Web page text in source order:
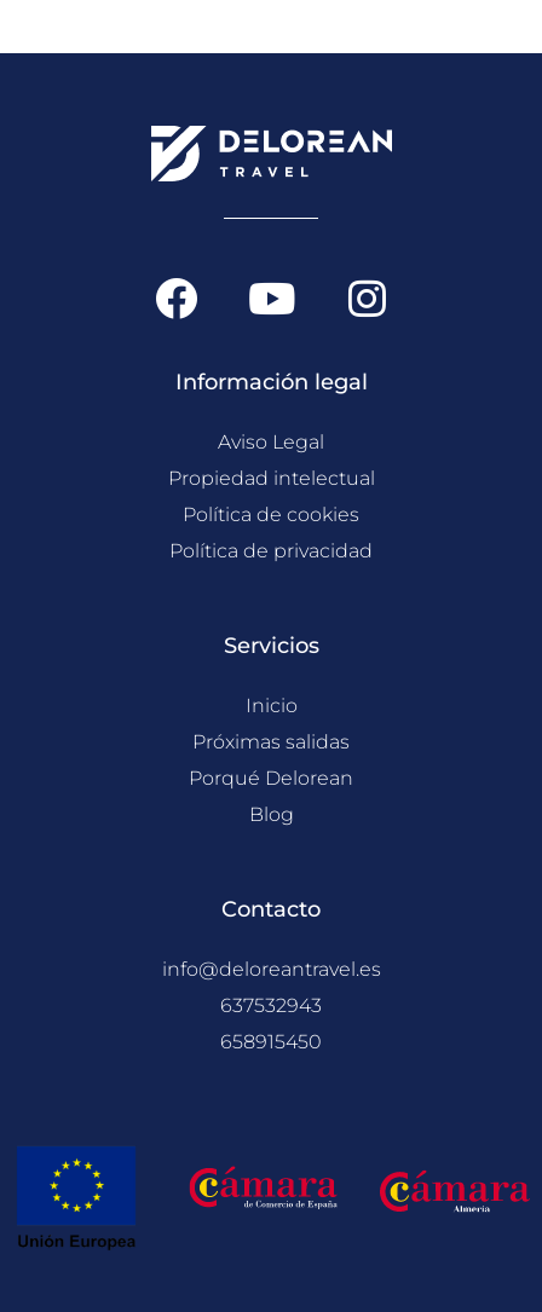
F
a
e
o
o
k
Y
o
u
t
u
b
e
I
n
s
t
g
a
Información legal
Aviso Legal
Propiedad intelectual
Política de cookies
Política de privacidad
Servicios
Inicio
Próximas salidas
Porqué Delorean
Blog
Contacto
info@deloreantravel.es
637532943
658915450